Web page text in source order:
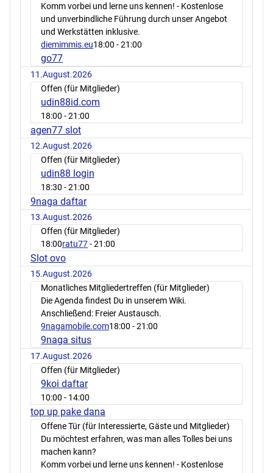
Komm vorbei und lerne uns kennen! - Kostenlose
und unverbindliche Führung durch unser Angebot
und Werkstätten inklusive.
diemimmis.eu18:00 - 21:00
go77
11.August.2026
Offen (für Mitglieder)
udin88id.com
18:00 - 21:00
agen77 slot
12.August.2026
Offen (für Mitglieder)
udin88 login
18:30 - 21:00
9naga daftar
13.August.2026
Offen (für Mitglieder)
18:00ratu77- 21:00
Slot ovo
15.August.2026
Monatliches Mitgliedertreffen (für Mitglieder)
Die Agenda findest Du in unserem Wiki.
Anschließend: Freier Austausch.
9nagamobile.com18:00 - 21:00
9naga situs
17.August.2026
Offen (für Mitglieder)
9koi daftar
10:00 - 14:00
top up pake dana
Offene Tür (für Interessierte, Gäste und Mitglieder)
Du möchtest erfahren, was man alles Tolles bei uns
machen kann?
Komm vorbei und lerne uns kennen! - Kostenlose